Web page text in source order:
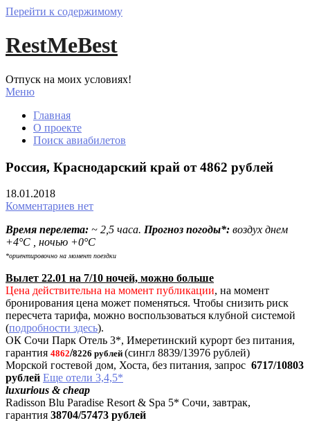
Перейти к содержимому
RestMeBest
Отпуск на моих условиях!
Меню
Главная
О проекте
Поиск авиабилетов
Россия, Краснодарский край от 4862 рублей
18.01.2018
Комментариев нет
Время перелета: ~ 2,5 часа. Прогноз погоды*: воздух днем
+4°С , ночью +0°С
*ориентировочно на момент поездки
Вылет 22.01 на 7/10 ночей, можно больше
Цена действительна на момент публикации, на момент
бронирования цена может поменяться. Чтобы снизить риск
пересчета тарифа, можно воспользоваться клубной системой
(подробности здесь).
ОК Сочи Парк Отель 3*, Имеретинский курорт без питания,
гарантия 4862/8226 рублей (сингл 8839/13976 рублей)
Морской гостевой дом, Хоста, без питания, запрос 6717/10803
рублей Еще отели 3,4,5*
luxurious & cheap
Radisson Blu Paradise Resort & Spa 5* Сочи, завтрак,
гарантия 38704/57473 рублей